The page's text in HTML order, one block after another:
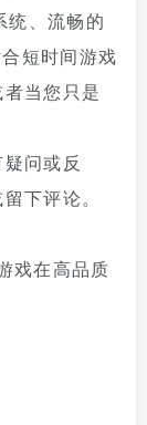
统、流畅的
短时间游戏
当您只是
问或反
下评论。
戏在高品质